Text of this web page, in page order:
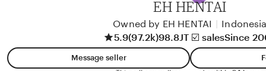
EH HENTAI
Owned by EH HENTAI
5.9(97.2k)98.8JT ☑️ salesSince
Message seller